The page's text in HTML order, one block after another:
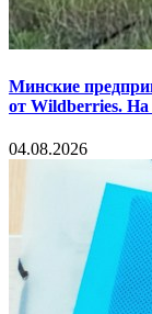
Минские
от Wildberries.
04.08.2026